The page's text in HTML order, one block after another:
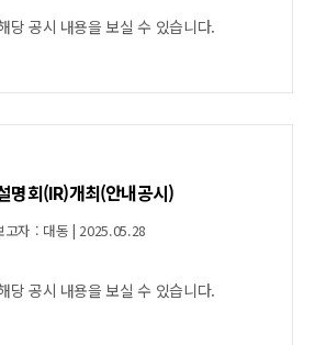
당 공시 내용을 보실 수 있습니다.
명회(IR)개최(안내공시)
고자 : 대동 | 2025.05.28
당 공시 내용을 보실 수 있습니다.